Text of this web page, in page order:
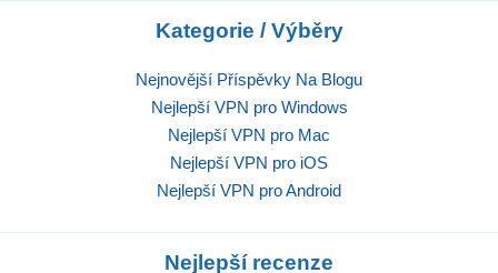
Kategorie / Výběry
Nejnovější Příspěvky Na Blogu
Nejlepší VPN pro Windows
Nejlepší VPN pro Mac
Nejlepší VPN pro iOS
Nejlepší VPN pro Android
Nejlepší recenze